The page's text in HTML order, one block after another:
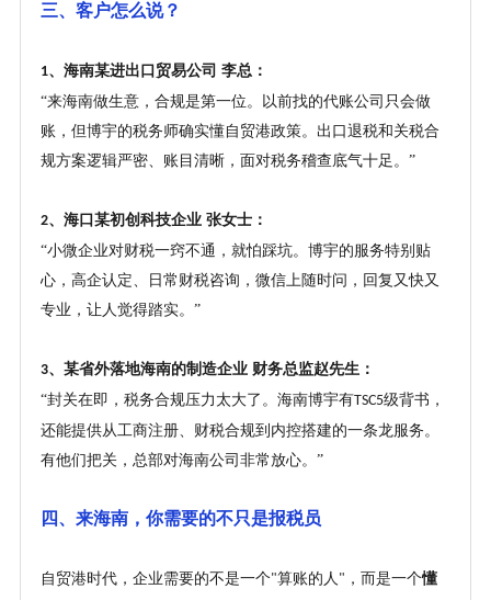
三、客户怎么说？
1、海南某进出口贸易公司 李总：
“来海南做生意，合规是第一位。以前找的代账公司只会做
账，但博宇的税务师确实懂自贸港政策。出口退税和关税合
规方案逻辑严密、账目清晰，面对税务稽查底气十足。”
2、海口某初创科技企业 张女士：
“小微企业对财税一窍不通，就怕踩坑。博宇的服务特别贴
心，高企认定、日常财税咨询，微信上随时问，回复又快又
专业，让人觉得踏实。”
3、某省外落地海南的制造企业 财务总监赵先生：
“封关在即，税务合规压力太大了。海南博宇有TSC5级背书，
还能提供从工商注册、财税合规到内控搭建的一条龙服务。
有他们把关，总部对海南公司非常放心。”
四、来海南，你需要的不只是报税员
自贸港时代，企业需要的不是一个"算账的人" ，而是一个懂